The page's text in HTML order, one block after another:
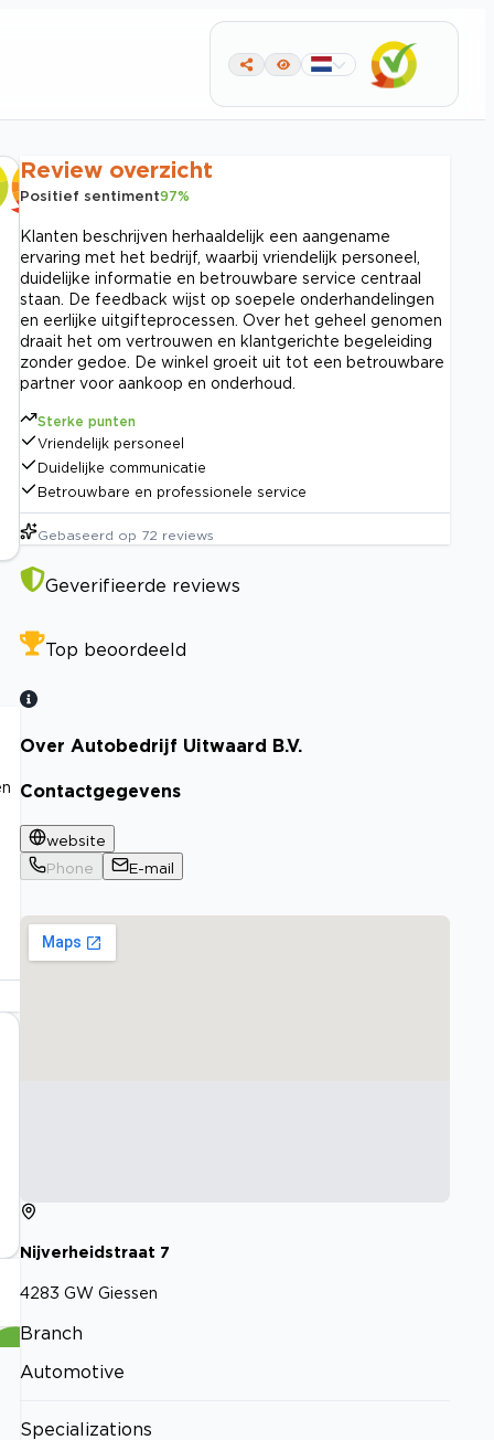
Review overzicht
Positief sentiment97%
Klanten beschrijven herhaaldelijk een aangename
ervaring met het bedrijf, waarbij vriendelijk personeel,
duidelijke informatie en betrouwbare service centraal
staan. De feedback wijst op soepele onderhandelingen
en eerlijke uitgifteprocessen. Over het geheel genomen
draait het om vertrouwen en klantgerichte begeleiding
zonder gedoe. De winkel groeit uit tot een betrouwbare
partner voor aankoop en onderhoud.
Sterke punten
Vriendelijk personeel
Duidelijke communicatie
Betrouwbare en professionele service
Gebaseerd op 72 reviews
Geverifieerde reviews
Top beoordeeld
Over Autobedrijf Uitwaard B.V.
Contactgegevens
website
Phone
E-mail
Nijverheidstraat 7
4283 GW Giessen
Branch
Automotive
Specializations